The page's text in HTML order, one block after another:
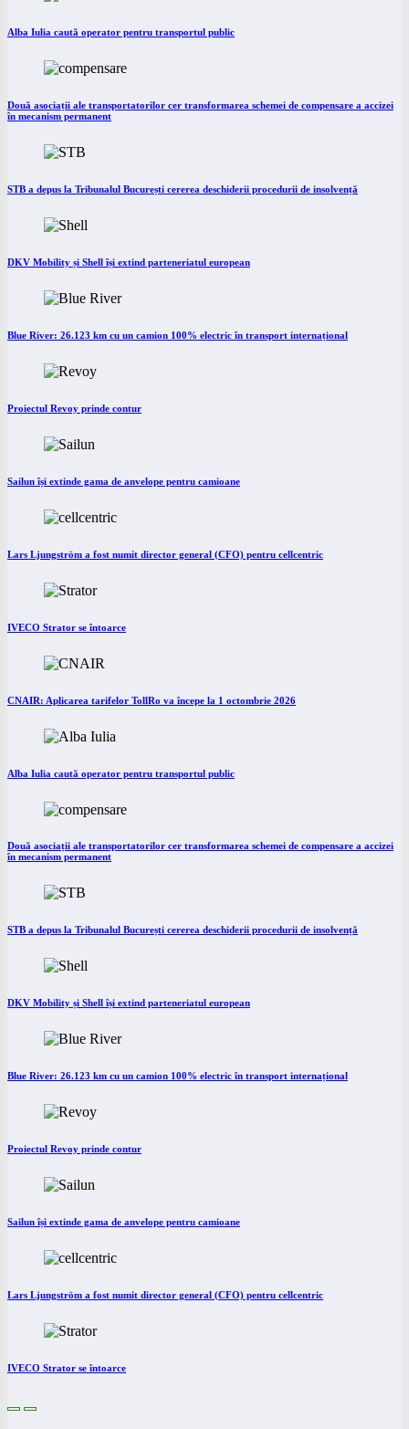
Alba Iulia caută operator pentru transportul public
Două asociații ale transportatorilor cer transformarea schemei de compensare a accizei
în mecanism permanent
STB a depus la Tribunalul București cererea deschiderii procedurii de insolvență
DKV Mobility și Shell își extind parteneriatul european
Blue River: 26.123 km cu un camion 100% electric în transport internațional
Proiectul Revoy prinde contur
Sailun își extinde gama de anvelope pentru camioane
Lars Ljungström a fost numit director general (CFO) pentru cellcentric
IVECO Strator se întoarce
CNAIR: Aplicarea tarifelor TollRo va începe la 1 octombrie 2026
Alba Iulia caută operator pentru transportul public
Două asociații ale transportatorilor cer transformarea schemei de compensare a accizei
în mecanism permanent
STB a depus la Tribunalul București cererea deschiderii procedurii de insolvență
DKV Mobility și Shell își extind parteneriatul european
Blue River: 26.123 km cu un camion 100% electric în transport internațional
Proiectul Revoy prinde contur
Sailun își extinde gama de anvelope pentru camioane
Lars Ljungström a fost numit director general (CFO) pentru cellcentric
IVECO Strator se întoarce